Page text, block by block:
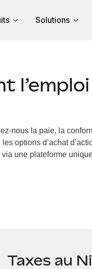
Solutions
l’emploi
nous la paie, la
options d’achat
une plateforme
Taxes au